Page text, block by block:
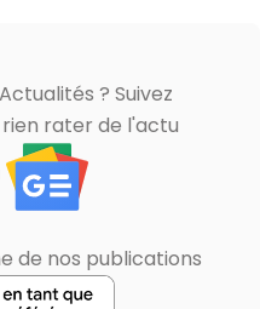
? Suivez
rater de l'actu
de nos publications